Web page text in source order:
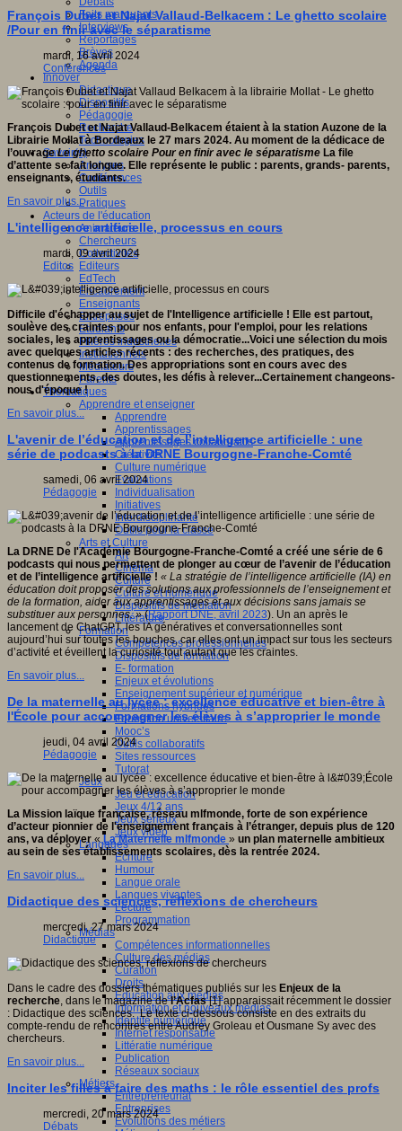
Faits marquants
Interviews
Reportages
Brèves
Agenda
Innover
Didactique
Dispositifs
Pédagogie
Recherche
Technologies
Savoir(s)
Analyses
Conférences
Outils
Pratiques
Acteurs de l'éducation
Animateurs
Chercheurs
Collectivités
Editeurs
EdTech
Encadrement
Enseignants
Entreprises
Etudiants
Filières industrielles
Institutionnels
Médiateurs
Parents
Thématiques
Apprendre et enseigner
Apprendre
Apprentissages
Apprentissages collaboratifs
Créativité
Culture numérique
Evaluations
Individualisation
Initiatives
Interdisciplinarité
Outils pour la classe
Arts et Culture
Art
Cinéma
Culture
Culture et numérique
Dispositifs de médiation
Littérature
Formation
Compétences professionnelles
Dispositifs de formation
E- formation
Enjeux et évolutions
Enseignement supérieur et numérique
Formations hybrides
Formation universitaire
Mooc’s
Outils collaboratifs
Sites ressources
Tutorat
Jeux
Jeu et éducation
Jeux 4/12 ans
Jeux sérieux
Jeux vidéo
Langages
Ecriture
Humour
Langue orale
Langues vivantes
Lecture
Programmation
Médias
Compétences informationnelles
Culture des médias
Curation
Droits
Education aux médias
Information et nouveaux médias
Identité numérique
Internet responsable
Littératie numérique
Publication
Réseaux sociaux
Métiers
Entrepreneuriat
Entreprises
Evolutions des métiers
François Dubet et Najat Vallaud-Belkacem : Le ghetto scolaire
/Pour en finir avec le séparatisme
mardi, 16 avril 2024
Conférences
François Dubet et Najat Vallaud-Belkacem étaient à la station Auzone de la
Librairie Mollat à Bordeaux le 27 mars 2024. Au moment de la dédicace de
l’ouvrageLe ghetto scolaire Pour en finir avec le séparatisme La file
d’attente se fait longue. Elle représente le public : parents, grands- parents,
enseignants, étudiants.
En savoir plus...
L'intelligence artificielle, processus en cours
mardi, 09 avril 2024
Editos
Difficile d'échapper au sujet de l'Intelligence artificielle ! Elle est partout,
soulève des craintes pour nos enfants, pour l'emploi, pour les relations
sociales, les apprentissages ou la démocratie...Voici une sélection du mois
avec quelques articles récents : des recherches, des pratiques, des
contenus de formation. Des appropriations sont en cours avec des
questionnements, des doutes, les défis à relever...Certainement changeons-
nous d'époque !
En savoir plus...
L'avenir de l’éducation et de l’intelligence artificielle : une
série de podcasts à la DRNE Bourgogne-Franche-Comté
samedi, 06 avril 2024
Pédagogie
La DRNE De l'Académie Bourgogne-Franche-Comté a créé une série de 6
podcasts qui nous permettent de plonger au cœur de l’avenir de l’éducation
et de l’intelligence artificielle ! « La stratégie de l’intelligence artificielle (IA) en
éducation doit proposer des solutions aux professionnels de l’enseignement et
de la formation, aider aux apprentissages et aux décisions sans jamais se
substituer aux personnes. »(Rapport DNE, avril 2023). Un an après le
lancement de ChatGPT, les IA génératives et conversationnelles sont
aujourd’hui sur toutes les bouches, car elles ont un impact sur tous les secteurs
d’activité et éveillent la curiosité tout autant que les craintes.
En savoir plus...
De la maternelle au lycée : excellence éducative et bien-être à
l'École pour accompagner les élèves à s’approprier le monde
jeudi, 04 avril 2024
Pédagogie
La Mission laïque française, réseau mlfmonde, forte de son expérience
d’acteur pionnier de l'enseignement français à l’étranger, depuis plus de 120
ans, va déployer«La Maternelle mlfmonde » un plan maternelle ambitieux
au sein de ses établissements scolaires, dès la rentrée 2024.
En savoir plus...
Didactique des sciences, réflexions de chercheurs
mercredi, 27 mars 2024
Didactique
Dans le cadre des dossiers thématiques publiés sur les Enjeux de la
recherche, dans le magazine del’Acfas[1] apparaissait récemment le dossier
: Didactique des sciences. Le texte ci-dessous consiste en des extraits du
compte-rendu de rencontres entre Audrey Groleau et Ousmane Sy avec des
chercheurs.
En savoir plus...
Inciter les filles à faire des maths : le rôle essentiel des profs
mercredi, 20 mars 2024
Débats